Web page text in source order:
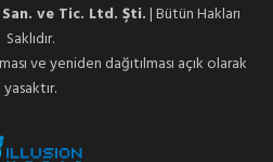
ve Tic. Ltd. Şti.| Bütün Hakları
Saklıdır.
ve yeniden dağıtılması açık olarak
yasaktır.